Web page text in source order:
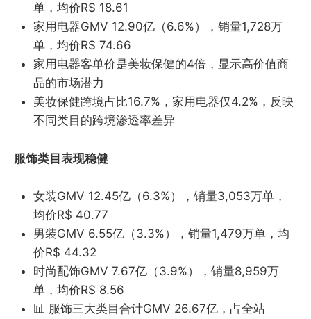
单，均价R$ 18.61
家用电器GMV 12.90亿（6.6%），销量1,728万
单，均价R$ 74.66
家用电器客单价是美妆保健的4倍，显示高价值商
品的市场潜力
美妆保健跨境占比16.7%，家用电器仅4.2%，反映
不同类目的跨境渗透率差异
服饰类目表现稳健
女装GMV 12.45亿（6.3%），销量3,053万单，
均价R$ 40.77
男装GMV 6.55亿（3.3%），销量1,479万单，均
价R$ 44.32
时尚配饰GMV 7.67亿（3.9%），销量8,959万
单，均价R$ 8.56
📊 服饰三大类目合计GMV 26.67亿，占全站